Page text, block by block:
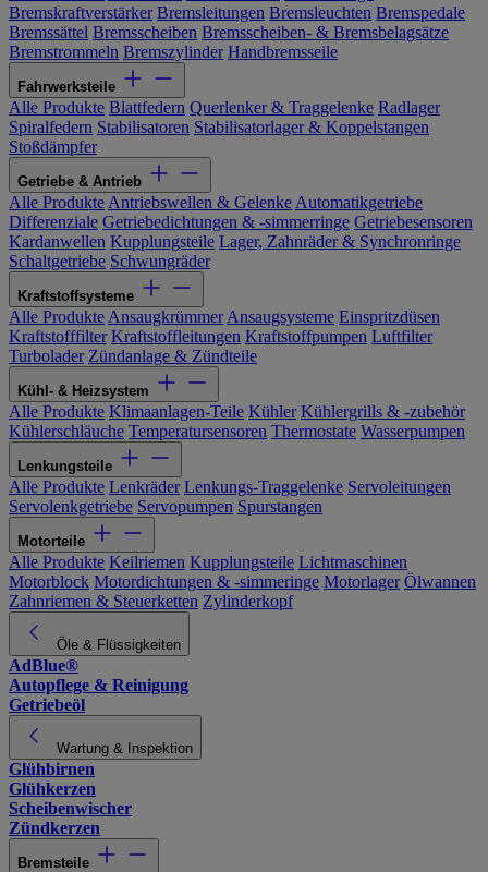
Bremskraftverstärker Bremsleitungen Bremsleuchten Bremspedale
Bremssättel Bremsscheiben Bremsscheiben- & Bremsbelagsätze
Bremstrommeln Bremszylinder Handbremsseile
Fahrwerksteile
Alle Produkte Blattfedern Querlenker & Traggelenke Radlager
Spiralfedern Stabilisatoren Stabilisatorlager & Koppelstangen
Stoßdämpfer
Getriebe & Antrieb
Alle Produkte Antriebswellen & Gelenke Automatikgetriebe
Differenziale Getriebedichtungen & -simmerringe Getriebesensoren
Kardanwellen Kupplungsteile Lager, Zahnräder & Synchronringe
Schaltgetriebe Schwungräder
Kraftstoffsysteme
Alle Produkte Ansaugkrümmer Ansaugsysteme Einspritzdüsen
Kraftstofffilter Kraftstoffleitungen Kraftstoffpumpen Luftfilter
Turbolader Zündanlage & Zündteile
Kühl- & Heizsystem
Alle Produkte Klimaanlagen-Teile Kühler Kühlergrills & -zubehör
Kühlerschläuche Temperatursensoren Thermostate Wasserpumpen
Lenkungsteile
Alle Produkte Lenkräder Lenkungs-Traggelenke Servoleitungen
Servolenkgetriebe Servopumpen Spurstangen
Motorteile
Alle Produkte Keilriemen Kupplungsteile Lichtmaschinen
Motorblock Motordichtungen & -simmeringe Motorlager Ölwannen
Zahnriemen & Steuerketten Zylinderkopf
Öle & Flüssigkeiten
AdBlue®
Autopflege & Reinigung
Getriebeöl
Wartung & Inspektion
Glühbirnen
Glühkerzen
Scheibenwischer
Zündkerzen
Bremsteile